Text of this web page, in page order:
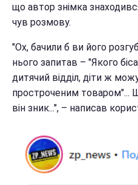
що автор знімка
чув розмову.
"Ох, бачили б ви його
нього запитав – "Якого
дитячий відділ, діти ж
простроченим
він зник...", – написав